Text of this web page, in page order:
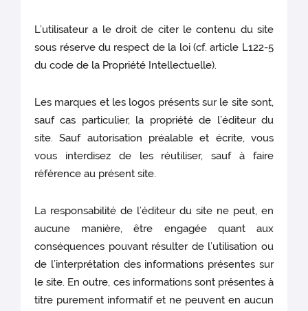
L’utilisateur a le droit de citer le contenu du site
sous réserve du respect de la loi (cf. article L122-5
du code de la Propriété Intellectuelle).
Les marques et les logos présents sur le site sont,
sauf cas particulier, la propriété de l’éditeur du
site. Sauf autorisation préalable et écrite, vous
vous interdisez de les réutiliser, sauf à faire
référence au présent site.
La responsabilité de l’éditeur du site ne peut, en
aucune manière, être engagée quant aux
conséquences pouvant résulter de l’utilisation ou
de l’interprétation des informations présentes sur
le site. En outre, ces informations sont présentes à
titre purement informatif et ne peuvent en aucun